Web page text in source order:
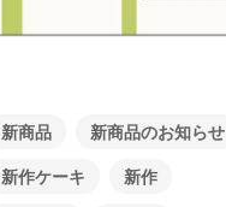
新商品
新商品のお知らせ
新作ケーキ
新作